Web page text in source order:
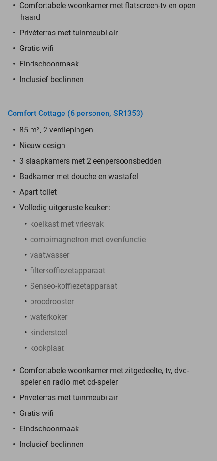
Comfortabele woonkamer met flatscreen-tv en open
haard
Privéterras met tuinmeubilair
Gratis wifi
Eindschoonmaak
Inclusief bedlinnen
Comfort Cottage (6 personen, SR1353)
85 m², 2 verdiepingen
Nieuw design
3 slaapkamers met 2 eenpersoonsbedden
Badkamer met douche en wastafel
Apart toilet
Volledig uitgeruste keuken:
koelkast met vriesvak
combimagnetron met ovenfunctie
vaatwasser
filterkoffiezetapparaat
Senseo-koffiezetapparaat
broodrooster
waterkoker
kinderstoel
kookplaat
Comfortabele woonkamer met zitgedeelte, tv, dvd-
speler en radio met cd-speler
Privéterras met tuinmeubilair
Gratis wifi
Eindschoonmaak
Inclusief bedlinnen